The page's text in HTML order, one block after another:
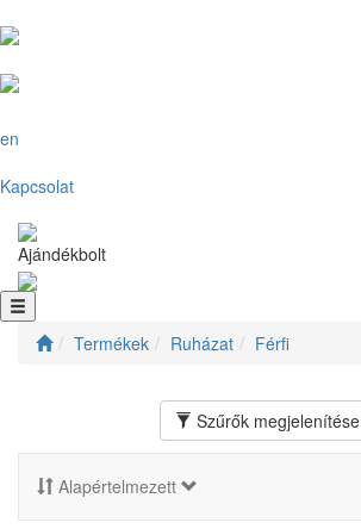
en
Kapcsolat
Ajándékbolt
Termékek Ruházat Férfi
Szűrők megjelenítése
Alapértelmezett